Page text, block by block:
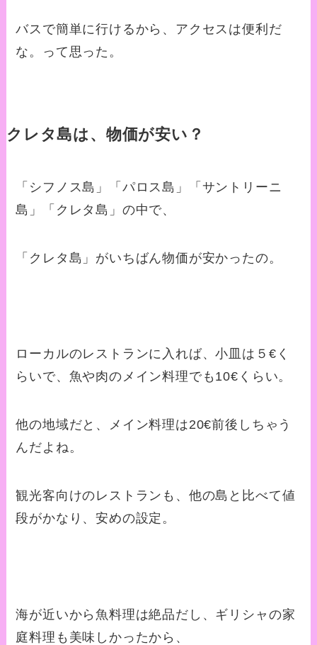
バスで簡単に行けるから、アクセスは便利だ
な。って思った。
クレタ島は、物価が安い？
「シフノス島」「パロス島」「サントリーニ
島」「クレタ島」の中で、
「クレタ島」がいちばん物価が安かったの。
ローカルのレストランに入れば、小皿は５€く
らいで、魚や肉のメイン料理でも10€くらい。
他の地域だと、メイン料理は20€前後しちゃう
んだよね。
観光客向けのレストランも、他の島と比べて値
段がかなり、安めの設定。
海が近いから魚料理は絶品だし、ギリシャの家
庭料理も美味しかったから、